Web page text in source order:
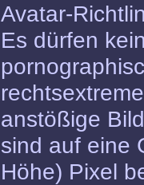
Avatar-
Es dürfen
anstößige
sind auf eine
Höhe) Pixel